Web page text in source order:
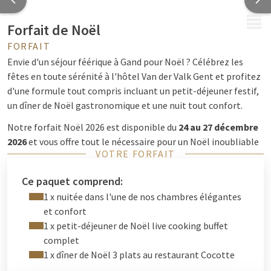
Forfait de Noël
FORFAIT
Envie d'un séjour féérique à Gand pour Noël ? Célébrez les
fêtes en toute sérénité à l'hôtel Van der Valk Gent et profitez
d'une formule tout compris incluant un petit-déjeuner festif,
un dîner de Noël gastronomique et une nuit tout confort.
Notre forfait Noël 2026 est disponible du 24 au 27 décembre
2026et vous offre tout le nécessaire pour un Noël inoubliable
et relaxant en couple, en famille ou entre amis.
Une ambiance de Noël magique dans notre hôtel
Pendant les fêtes, l'hôtel Van der Valk Gent se pare d'une
atmosphère chaleureuse et conviviale. Admirez les
magnifiques décorations de Noël, les illuminations
scintillantes et les embellissements qui feront de votre
VOTRE FORFAIT
Ce paquet comprend:
1 x nuitée dans l'une de nos chambres élégantes
et confort
1 x petit-déjeuner de Noël live cooking buffet
complet
1 x dîner de Noël 3 plats au restaurant Cocotte